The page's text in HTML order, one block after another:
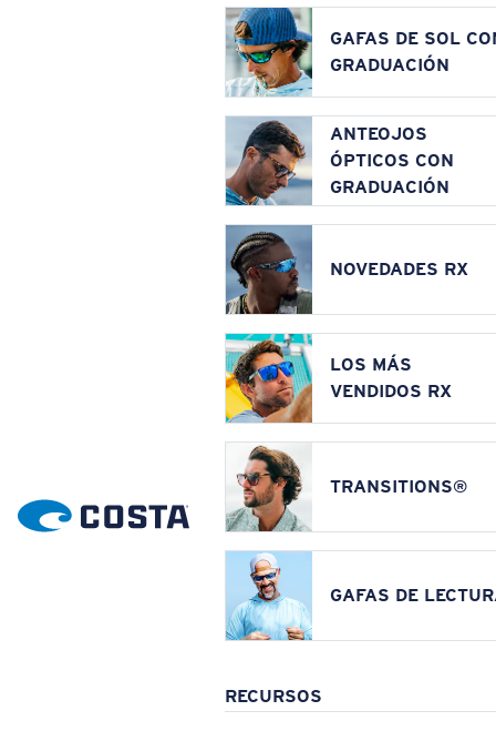
GAFAS DE SOL
GRADUACIÓN
ANTEOJOS
ÓPTICOS CON
GRADUACIÓN
NOVEDADES RX
LOS MÁS
VENDIDOS RX
TRANSITIONS®
GAFAS DE
RECURSOS